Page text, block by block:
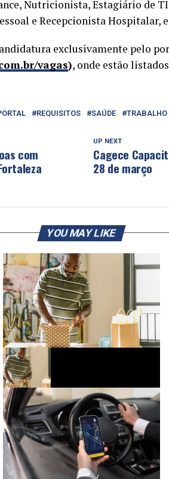
Nutricionista, Estagiário de
e Recepcionista Hospitalar,
exclusivamente pelo
vagas), onde estão
REQUISITOS SAÚDE TRABALHO
UP NEXT
Cagece
28 de março
com
YOU MAY LIKE
Pesquisa aponta que Dia dos Pais deve
movimentar R$ 29,7 bilhões no
comércio e serviços do país